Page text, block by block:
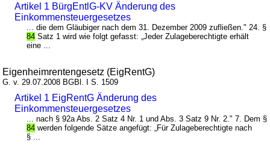
Artikel 1 BürgEntlG-KV Änderung des
Einkommensteuergesetzes
... die dem Gläubiger nach dem 31. Dezember 2009 zufließen." 24. §
84 Satz 1 wird wie folgt gefasst: „Jeder Zulageberechtigte erhält
eine ...
Eigenheimrentengesetz (EigRentG)
G. v. 29.07.2008 BGBl. I S. 1509
Artikel 1 EigRentG Änderung des
Einkommensteuergesetzes
... nach § 92a Abs. 2 Satz 4 Nr. 1 und Abs. 3 Satz 9 Nr. 2." 7. Dem §
84 werden folgende Sätze angefügt: „Für Zulageberechtigte nach
§ ...